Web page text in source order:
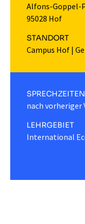
Alfons-Goppel-
95028 Hof
STANDORT
Campus Hof |
SPRECHZEITEN
nach vorheriger
LEHRGEBIET
International